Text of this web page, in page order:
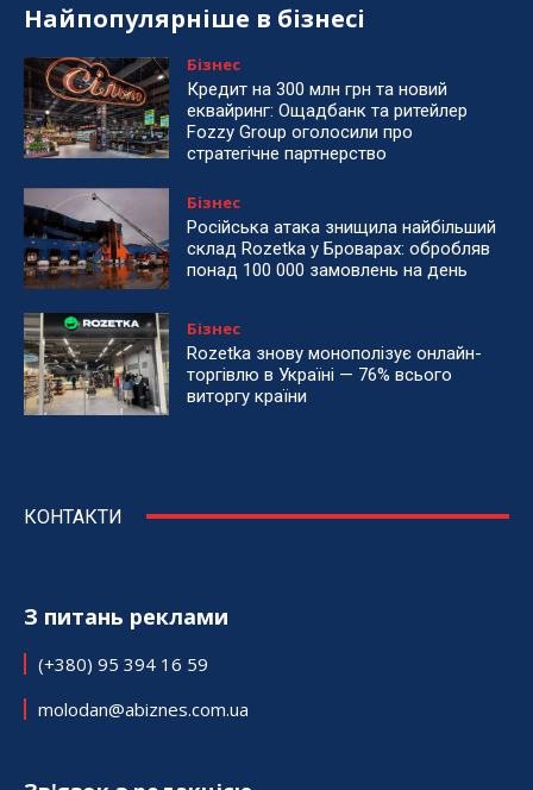
Найпопулярніше в бізнесі
Бізнес
Кредит на 300 млн грн та новий
еквайринг: Ощадбанк та ритейлер
Fozzy Group оголосили про
стратегічне партнерство
Бізнес
Російська атака знищила найбільший
склад Rozetka у Броварах: обробляв
понад 100 000 замовлень на день
Бізнес
Rozetka знову монополізує онлайн-
торгівлю в Україні — 76% всього
виторгу країни
КОНТАКТИ
З питань реклами
(+380) 95 394 16 59
molodan@abiznes.com.ua